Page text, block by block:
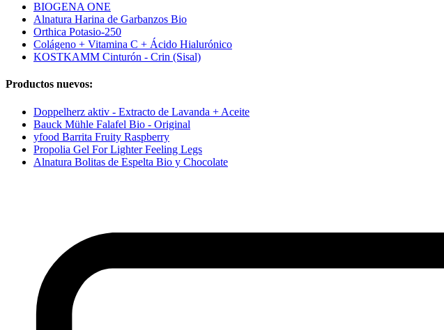
BIOGENA ONE
Alnatura Harina de Garbanzos Bio
Orthica Potasio-250
Colágeno + Vitamina C + Ácido Hialurónico
KOSTKAMM Cinturón - Crin (Sisal)
Productos nuevos:
Doppelherz aktiv - Extracto de Lavanda + Aceite
Bauck Mühle Falafel Bio - Original
yfood Barrita Fruity Raspberry
Propolia Gel For Lighter Feeling Legs
Alnatura Bolitas de Espelta Bio y Chocolate